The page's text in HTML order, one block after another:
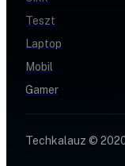
Teszt
Laptop
Mobil
Gamer
Techkalauz ©